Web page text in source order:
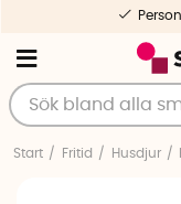
Start Fritid Husdjur